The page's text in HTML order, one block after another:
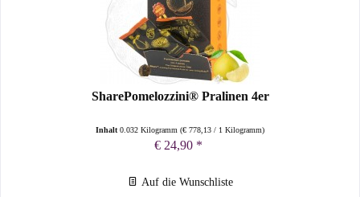
SharePomelozzini® Pralinen 4er
Inhalt0.032 Kilogramm(€ 778,13 / 1 Kilogramm)
€ 24,90 *
Auf die Wunschliste